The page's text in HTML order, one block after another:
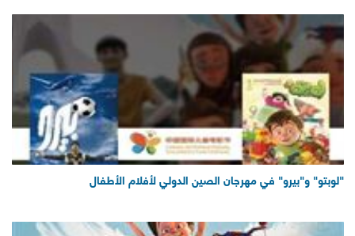
"لوبتو" و"بيرو" في مهرجان الصين الدولي لأفلام الأطفال